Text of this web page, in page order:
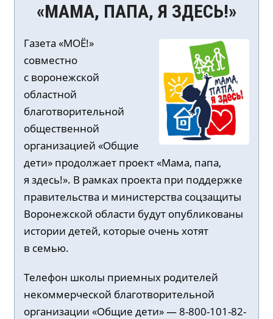
«МАМА, ПАПА, Я ЗДЕСЬ!»
Газета «МОЁ!»
совместно
с воронежской
областной
благотворительной
общественной
организацией «Общие
дети» продолжает проект «Мама, папа,
я здесь!». В рамках проекта при поддержке
правительства и министерства соцзащиты
Воронежской области будут опубликованы
истории детей, которые очень хотят
в семью.
Телефон школы приемных родителей
некоммерческой благотворительной
организации «Общие дети» — 8-800-101-82-